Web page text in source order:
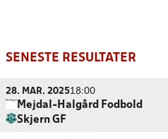
SENESTE RESULTATER
28. MAR. 202518:00
Mejdal-Halgård Fodbold
Skjern GF